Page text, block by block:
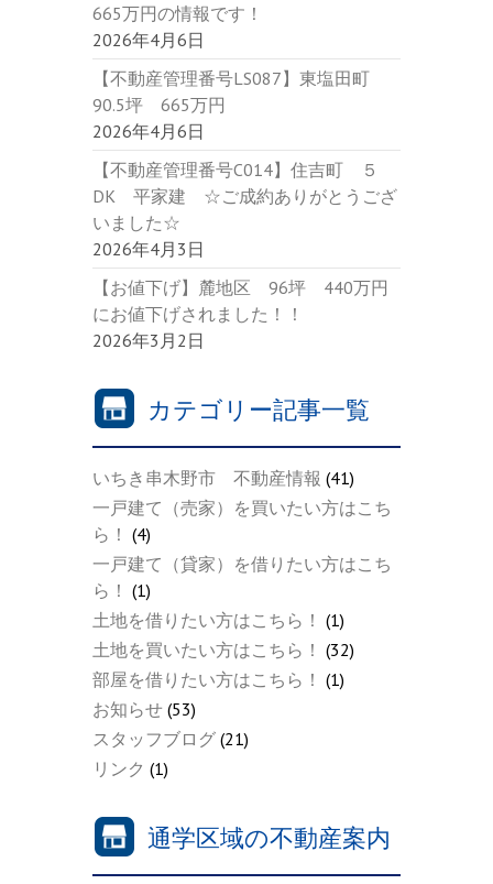
665万円の情報です！
2026年4月6日
【不動産管理番号LS087】東塩田町
90.5坪 665万円
2026年4月6日
【不動産管理番号C014】住吉町 ５
DK 平家建 ☆ご成約ありがとうござ
いました☆
2026年4月3日
【お値下げ】麓地区 96坪 440万円
にお値下げされました！！
2026年3月2日
カテゴリー記事一覧
いちき串木野市 不動産情報 (41)
一戸建て（売家）を買いたい方はこち
ら！ (4)
一戸建て（貸家）を借りたい方はこち
ら！ (1)
土地を借りたい方はこちら！ (1)
土地を買いたい方はこちら！ (32)
部屋を借りたい方はこちら！ (1)
お知らせ (53)
スタッフブログ (21)
リンク (1)
通学区域の不動産案内